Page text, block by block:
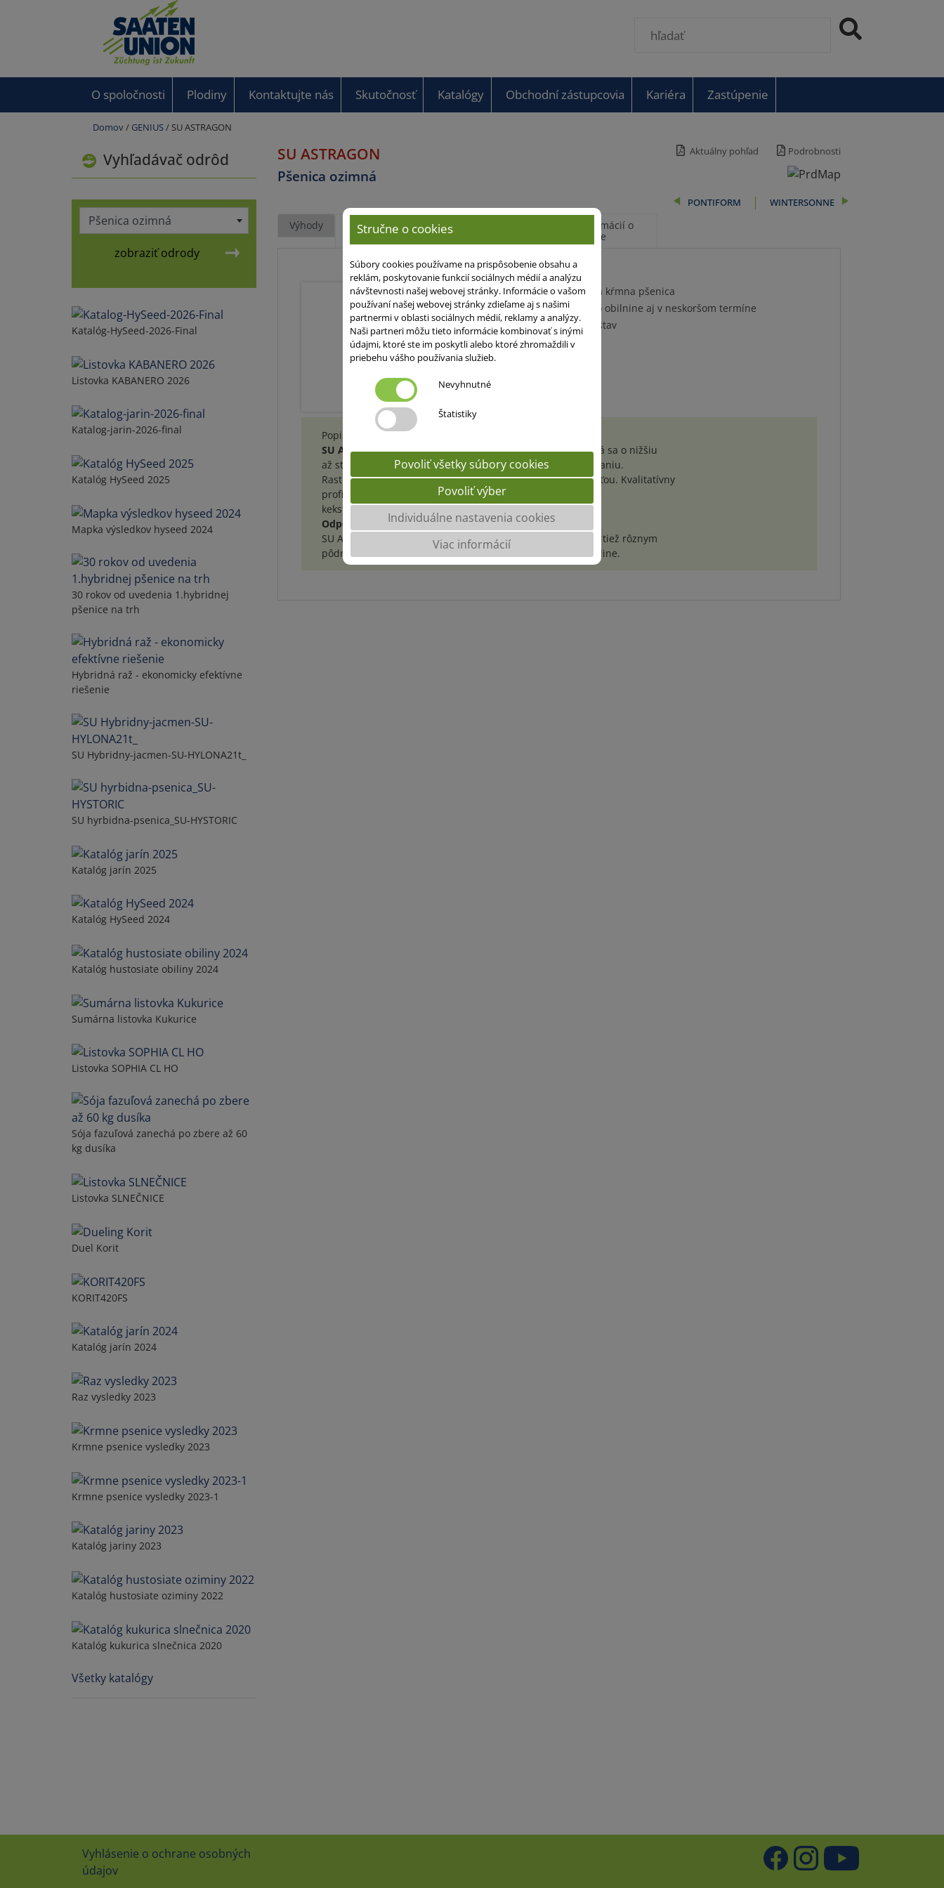
O spoločnosti Plodiny Kontaktujte nás Skutočnosť Katalógy Obchodní zástupcovia Kariéra Zastúpenie
Domov/ GENIUS/ SU ASTRAGON
Vyhľadávač odrôd
Pšenica ozimná
zobraziť odrody
Katalóg-HySeed-2026-Final
Listovka KABANERO 2026
Katalog-jarin-2026-final
Katalóg HySeed 2025
Mapka výsledkov hyseed 2024
30 rokov od uvedenia 1.hybridnej
pšenice na trh
Hybridná raž - ekonomicky efektívne
riešenie
SU Hybridny-jacmen-SU-HYLONA21t_
SU hyrbidna-psenica_SU-HYSTORIC
Katalóg jarín 2025
Katalóg HySeed 2024
Katalóg hustosiate obiliny 2024
Sumárna listovka Kukurice
Listovka SOPHIA CL HO
Sója fazuľová zanechá po zbere až 60
kg dusíka
Listovka SLNEČNICE
Duel Korit
KORIT420FS
Katalóg jarín 2024
Raz vysledky 2023
Krmne psenice vysledky 2023
Krmne psenice vysledky 2023-1
Katalóg jariny 2023
Katalóg hustosiate oziminy 2022
Katalóg kukurica slnečnica 2020
Všetky katalógy
SU ASTRAGON
Pšenica ozimná
Aktuálny pohľad Podrobnosti
WINTERSONNE
PONTIFORM
Výhody
Agronomické
vlastnosti
Viac informácií o
téme
Veľmi skorá ostinatá kŕmna pšenica
Vhodná na sejbu po obilnine aj v neskoršom termíne
Výborný zdravotný stav
Popis odrody
SU ASTRAGONje veľmi skorá ostinatá kŕmna pšenica. Jedná sa o nižšiu
až stredne vysokú odrodu s vysokou odolnosťou voči poliehaniu.
Rastliny sa vyznačujú veľmi dobrou odnožovacou schopnosťou. Kvalitatívny
profil sa vyznačuje zaujímavými hodnotami parametrov pre
keksíkové využitie W- 115 a P/L 0,54.
Odporúčanie pre pestovanie
SU ASTRAGON je mimoriadne toleratná k termínom sejby a tiež rôznym
pôdnym typom, možné je pestovanie aj po obilnej predplodine.
Stručne o cookies
Súbory cookies používame na prispôsobenie obsahu a
reklám, poskytovanie funkcií sociálnych médií a analýzu
návštevnosti našej webovej stránky. Informácie o vašom
používaní našej webovej stránky zdieľame aj s našimi
partnermi v oblasti sociálnych médií, reklamy a analýzy.
Naši partneri môžu tieto informácie kombinovať s inými
údajmi, ktoré ste im poskytli alebo ktoré zhromaždili v
priebehu vášho používania služieb.
Nevyhnutné
Štatistiky
Povoliť všetky súbory cookies
Povoliť výber
Individuálne nastavenia cookies
Viac informácií
Vyhlásenie o ochrane osobných
údajov